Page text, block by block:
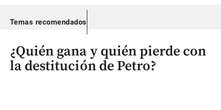
Temas recomendados
¿Quién gana y quién pierde con
la destitución de Petro?